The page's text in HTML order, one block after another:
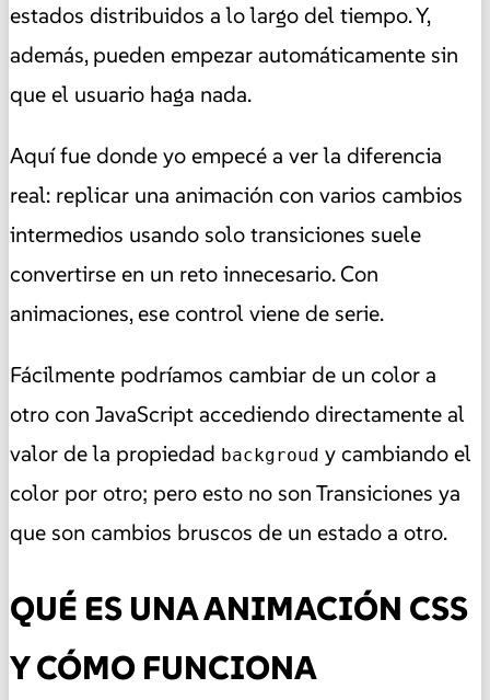
estados distribuidos a lo largo del tiempo. Y,
además, pueden empezar automáticamente sin
que el usuario haga nada.
Aquí fue donde yo empecé a ver la diferencia
real: replicar una animación con varios cambios
intermedios usando solo transiciones suele
convertirse en un reto innecesario. Con
animaciones, ese control viene de serie.
Fácilmente podríamos cambiar de un color a
otro con JavaScript accediendo directamente al
valor de la propiedad backgroud y cambiando el
color por otro; pero esto no son Transiciones ya
que son cambios bruscos de un estado a otro.
QUÉ ES UNA ANIMACIÓN CSS
Y CÓMO FUNCIONA